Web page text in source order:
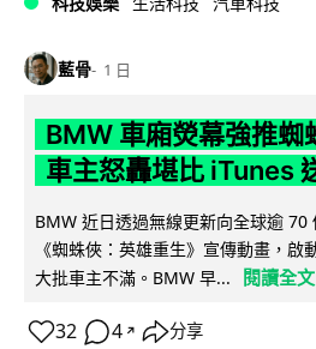
藍骨 1 日
BMW 車廂熒幕強推
車主怒轟堪比 iTunes
BMW 近日透過無線更新向全球逾 70
《蜘蛛俠：英雄重生》宣傳動畫，啟
大批車主不滿。BMW 早...
閱讀全文
32 4 ↗ 分享